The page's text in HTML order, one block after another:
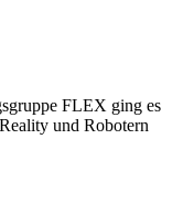
FLEX ging es
und Robotern